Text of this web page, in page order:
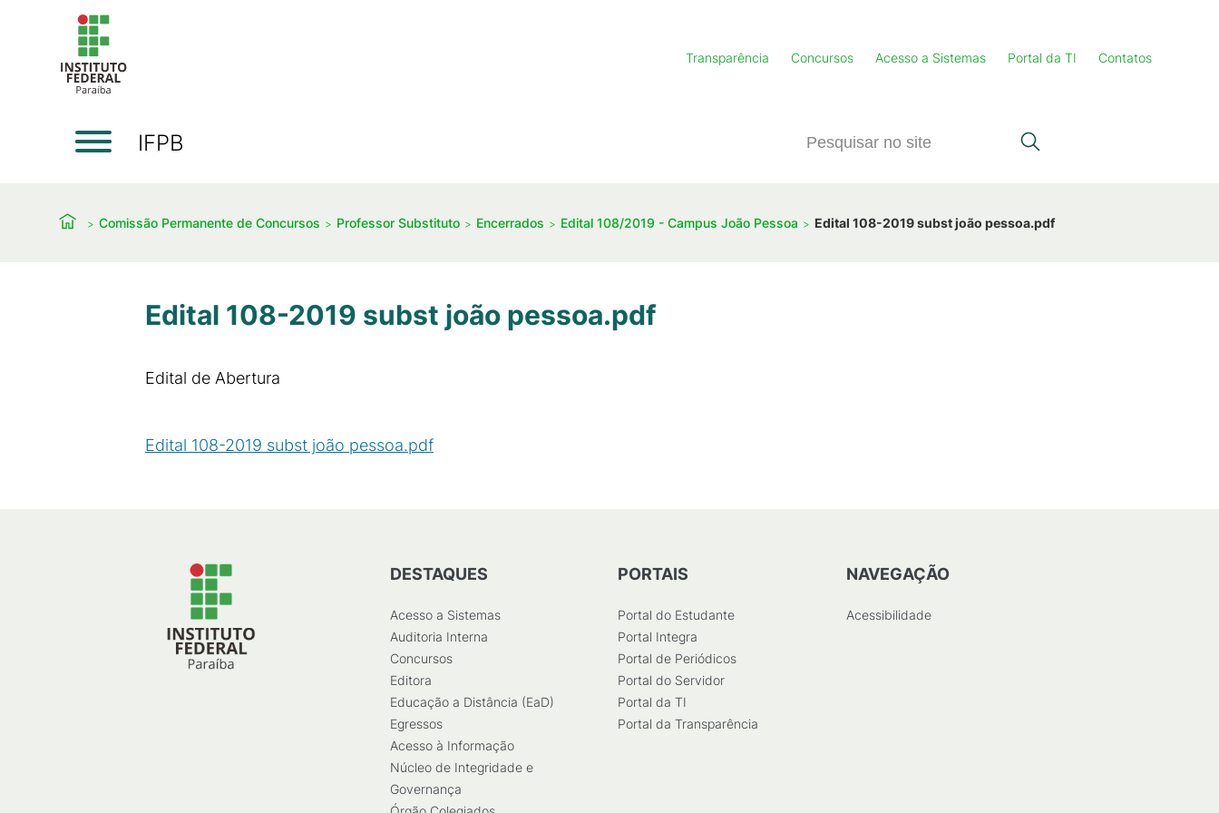
Transparência Concursos Acesso a Sistemas Portal da TI Contatos
IFPB
Comissão Permanente de Concursos Professor Substituto Encerrados Edital 108/2019 - Campus João Pessoa Edital 108-2019 subst joão pessoa.pdf
Edital 108-2019 subst joão pessoa.pdf
Edital de Abertura
Edital 108-2019 subst joão pessoa.pdf
DESTAQUES
Acesso a Sistemas
Auditoria Interna
Concursos
Editora
Educação a Distância (EaD)
Egressos
Acesso à Informação
Núcleo de Integridade e
Governança
PORTAIS
Portal do Estudante
Portal Integra
Portal de Periódicos
Portal do Servidor
Portal da TI
Portal da Transparência
NAVEGAÇÃO
Acessibilidade